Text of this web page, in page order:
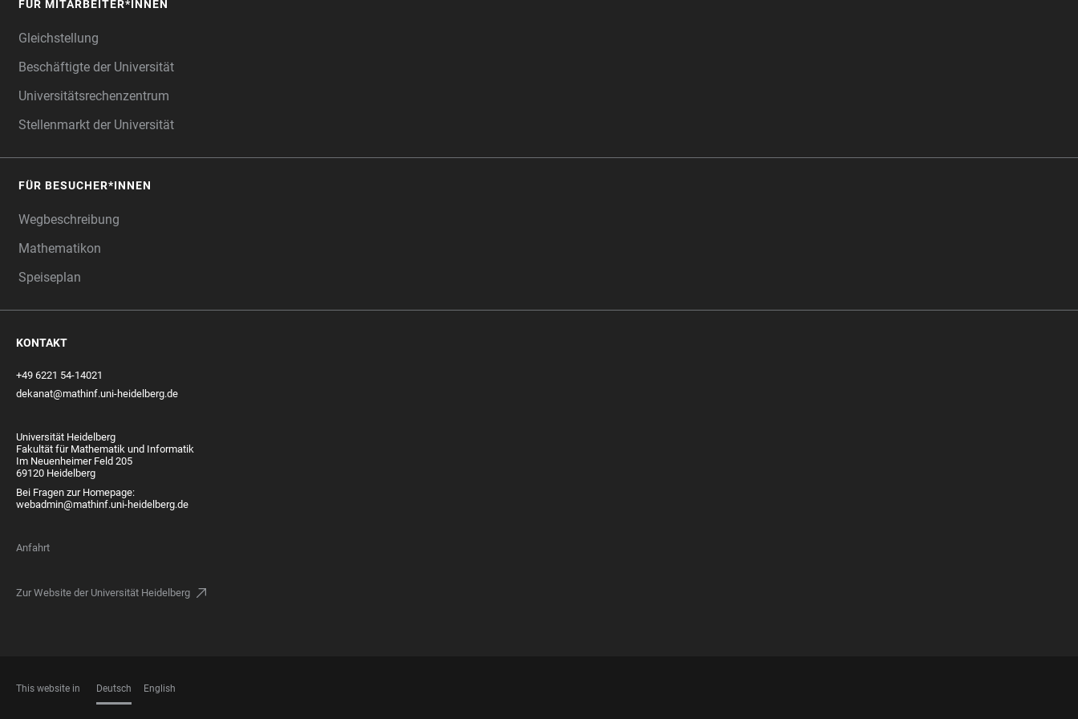
FÜR MITARBEITER*INNEN
Gleichstellung
Beschäftigte der Universität
Universitätsrechenzentrum
Stellenmarkt der Universität
FÜR BESUCHER*INNEN
Wegbeschreibung
Mathematikon
Speiseplan
KONTAKT
+49 6221 54-14021
dekanat@mathinf.uni-heidelberg.de
Universität Heidelberg
Fakultät für Mathematik und Informatik
Im Neuenheimer Feld 205
69120 Heidelberg
Bei Fragen zur Homepage:
webadmin@mathinf.uni-heidelberg.de
Anfahrt
Zur Website der Universität Heidelberg
This website in Deutsch English